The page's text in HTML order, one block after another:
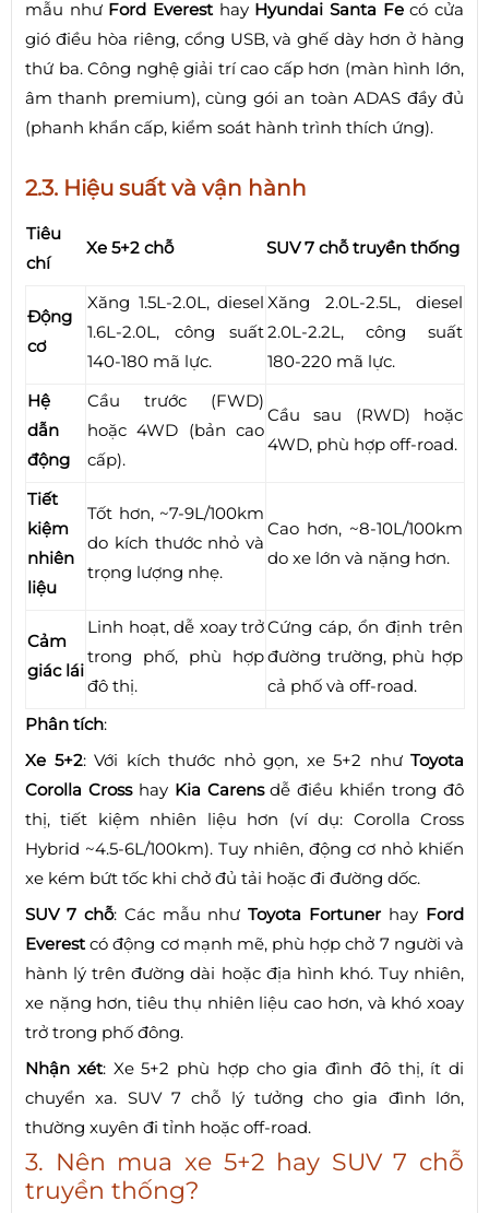
mẫu như Ford Everesthay Hyundai Santa Fecó cửa
gió điều hòa riêng, cổng USB, và ghế dày hơn ở hàng
thứ ba. Công nghệ giải trí cao cấp hơn (màn hình lớn,
âm thanh premium), cùng gói an toàn ADAS đầy đủ
(phanh khẩn cấp, kiểm soát hành trình thích ứng).
2.3. Hiệu suất và vận hành
Tiêu
chí
Xe 5+2 chỗ SUV 7 chỗ truyền thống
Động
cơ
Xăng 1.5L-2.0L, diesel
1.6L-2.0L, công suất
140-180 mã lực.
Xăng 2.0L-2.5L, diesel
2.0L-2.2L, công suất
180-220 mã lực.
Hệ
dẫn
động
Cầu trước (FWD)
hoặc 4WD (bản cao
cấp).
Cầu sau (RWD) hoặc
4WD, phù hợp off-road.
Tiết
kiệm
nhiên
liệu
Tốt hơn, ~7-9L/100km
do kích thước nhỏ và
trọng lượng nhẹ.
Cao hơn, ~8-10L/100km
do xe lớn và nặng hơn.
Cảm
giác lái
Linh hoạt, dễ xoay trở
trong phố, phù hợp
đô thị.
Cứng cáp, ổn định trên
đường trường, phù hợp
cả phố và off-road.
Phân tích:
Xe 5+2: Với kích thước nhỏ gọn, xe 5+2 như Toyota
Corolla Crosshay Kia Carensdễ điều khiển trong đô
thị, tiết kiệm nhiên liệu hơn (ví dụ: Corolla Cross
Hybrid ~4.5-6L/100km). Tuy nhiên, động cơ nhỏ khiến
xe kém bứt tốc khi chở đủ tải hoặc đi đường dốc.
SUV 7 chỗ: Các mẫu nhưToyota Fortuner hay Ford
Everestcó động cơ mạnh mẽ, phù hợp chở 7 người và
hành lý trên đường dài hoặc địa hình khó. Tuy nhiên,
xe nặng hơn, tiêu thụ nhiên liệu cao hơn, và khó xoay
trở trong phố đông.
Nhận xét: Xe 5+2 phù hợp cho gia đình đô thị, ít di
chuyển xa. SUV 7 chỗ lý tưởng cho gia đình lớn,
thường xuyên đi tỉnh hoặc off-road.
3. Nên mua xe 5+2 hay SUV 7 chỗ
truyền thống?